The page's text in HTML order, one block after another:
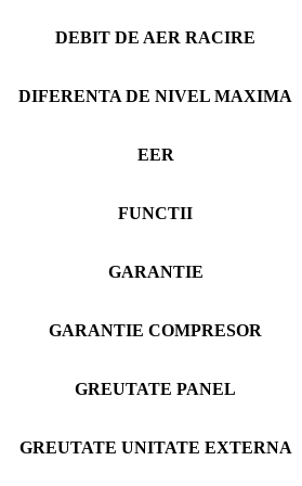
DEBIT DE AER RACIRE
DIFERENTA DE NIVEL MAXIMA
EER
FUNCTII
GARANTIE
GARANTIE COMPRESOR
GREUTATE PANEL
GREUTATE UNITATE EXTERNA